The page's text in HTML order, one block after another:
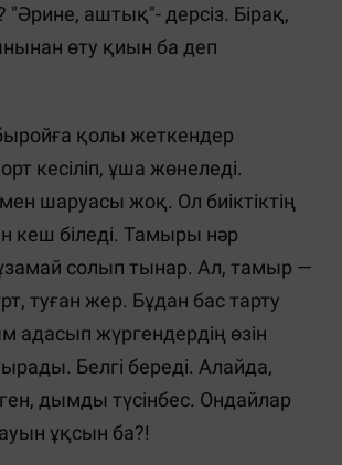
аштық"- дерсіз. Бірақ,
өту қиын ба деп
қолы жеткендер
кесіліп, ұша жөнеледі.
шаруасы жоқ. Ол биіктіктің
кеш біледі. Тамыры нәр
солып тынар. Ал, тамыр —
туған жер. Бұдан бас тарту
адасып жүргендердің өзін
Белгі береді. Алайда,
дымды түсінбес. Ондайлар
ұқсын ба?!